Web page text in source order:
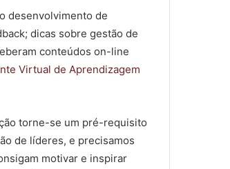
desenvolvimento de
dicas sobre gestão de
conteúdos on-line
Virtual de Aprendizagem
torne-se um pré-requisito
de líderes, e precisamos
motivar e inspirar